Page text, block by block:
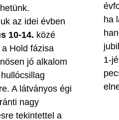
az idei évben
10-14. közé
Hold fázisa
jó alkalom
A látványos égi
nagy
tekintettel a
ha
1-